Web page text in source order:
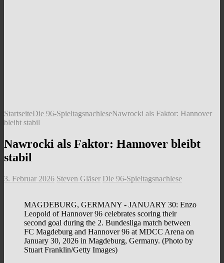
StartseiteDie 96-SpieltagsnachleseNawrocki als Faktor: Hannover
bleibt stabil
Nawrocki als Faktor: Hannover bleibt
stabil
3. Februar 2026 Steven Gläser Die 96-Spieltagsnachlese
MAGDEBURG, GERMANY - JANUARY 30: Enzo
Leopold of Hannover 96 celebrates scoring their
second goal during the 2. Bundesliga match between
FC Magdeburg and Hannover 96 at MDCC Arena on
January 30, 2026 in Magdeburg, Germany. (Photo by
Stuart Franklin/Getty Images)